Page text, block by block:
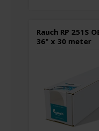
Rauch RP 251S
36" x 30 meter